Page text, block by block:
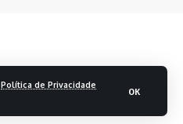
Política de Privacidade
OK